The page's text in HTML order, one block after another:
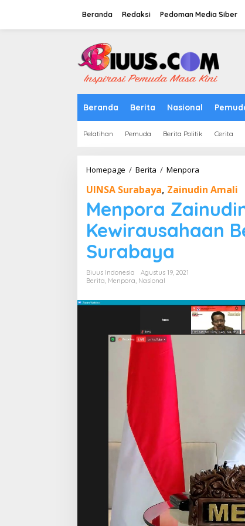
Beranda Redaksi Pedoman Media Siber
Beranda Berita Nasional
Pelatihan Pemuda Berita Politik Cerita
Homepage / Berita / Menpora
Amali
Kuliah
UINSA Surabaya, Zainudin Amali
Menpora
Kewirausahaan
Surabaya
Biuus Indonesia
Agustus 19, 2021
Berita, Menpora, Nasional